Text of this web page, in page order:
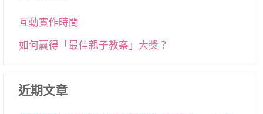
互動實作時間
如何贏得「最佳親子教案」大獎？
近期文章